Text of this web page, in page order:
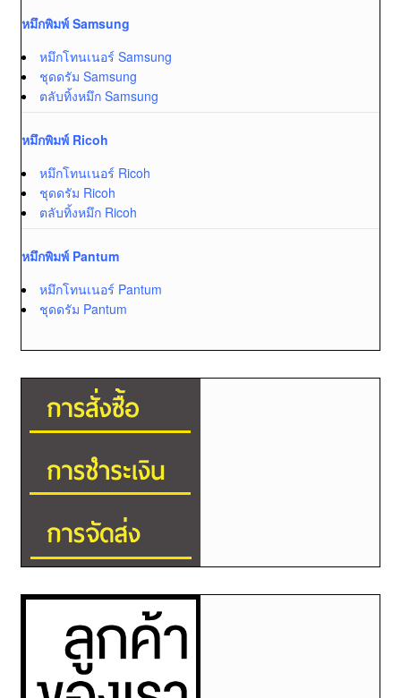
หมึกพิมพ์ Samsung
หมึกโทนเนอร์ Samsung
ชุดดรัม Samsung
ตลับทิ้งหมึก Samsung
หมึกพิมพ์ Ricoh
หมึกโทนเนอร์ Ricoh
ชุดดรัม Ricoh
ตลับทิ้งหมึก Ricoh
หมึกพิมพ์ Pantum
หมึกโทนเนอร์ Pantum
ชุดดรัม Pantum